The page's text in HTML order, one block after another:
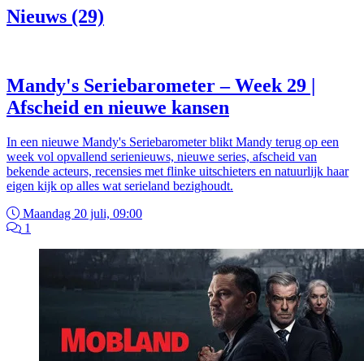
Nieuws (29)
Mandy's Seriebarometer – Week 29 |
Afscheid en nieuwe kansen
In een nieuwe Mandy's Seriebarometer blikt Mandy terug op een
week vol opvallend serienieuws, nieuwe series, afscheid van
bekende acteurs, recensies met flinke uitschieters en natuurlijk haar
eigen kijk op alles wat serieland bezighoudt.
Maandag 20 juli, 09:00
1